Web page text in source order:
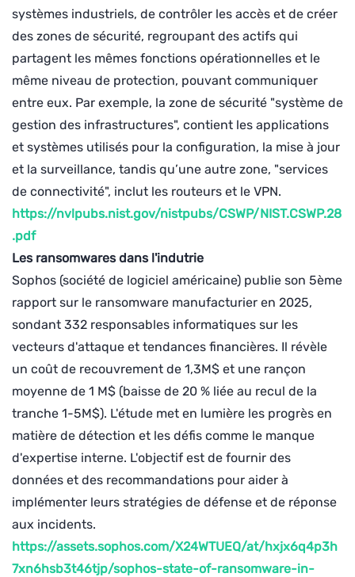
systèmes industriels, de contrôler les accès et de créer
des zones de sécurité, regroupant des actifs qui
partagent les mêmes fonctions opérationnelles et le
même niveau de protection, pouvant communiquer
entre eux. Par exemple, la zone de sécurité "système de
gestion des infrastructures", contient les applications
et systèmes utilisés pour la configuration, la mise à jour
et la surveillance, tandis qu’une autre zone, "services
de connectivité", inclut les routeurs et le VPN.
https://nvlpubs.nist.gov/nistpubs/CSWP/NIST.CSWP.28
.pdf
Les ransomwares dans l'indutrie
Sophos (société de logiciel américaine) publie son 5ème
rapport sur le ransomware manufacturier en 2025,
sondant 332 responsables informatiques sur les
vecteurs d'attaque et tendances financières. Il révèle
un coût de recouvrement de 1,3M$ et une rançon
moyenne de 1 M$ (baisse de 20 % liée au recul de la
tranche 1-5M$). L'étude met en lumière les progrès en
matière de détection et les défis comme le manque
d'expertise interne. L'objectif est de fournir des
données et des recommandations pour aider à
implémenter leurs stratégies de défense et de réponse
aux incidents.
https://assets.sophos.com/X24WTUEQ/at/hxjx6q4p3h
7xn6hsb3t46tjp/sophos-state-of-ransomware-in-